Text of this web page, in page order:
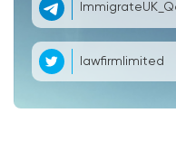
lawfirmlimited